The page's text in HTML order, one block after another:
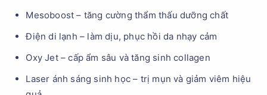
Mesoboost – tăng cường thẩm thấu dưỡng chất
Điện di lạnh – làm dịu, phục hồi da nhạy cảm
Oxy Jet – cấp ẩm sâu và tăng sinh collagen
Laser ánh sáng sinh học – trị mụn và giảm viêm hiệu